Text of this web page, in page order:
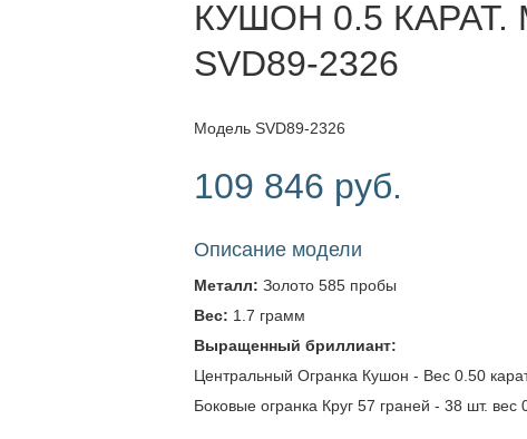
КУШОН 0.5
SVD89-2326
Модель SVD89-2326
109 846 руб.
Описание модели
Металл: Золото 585 пробы
Вес: 1.7 грамм
Выращенный бриллиант:
Центральный Огранка Кушон - Вес 0.50
Боковые огранка Круг 57 граней - 38 шт. вес